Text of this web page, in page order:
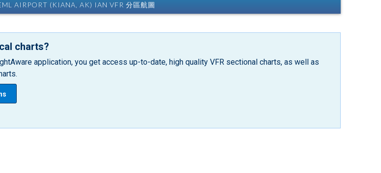
AIRPORT (KIANA, AK) IAN VFR 分區航圖
charts?
application, you get access up-to-date, high quality VFR sectional charts, as well as